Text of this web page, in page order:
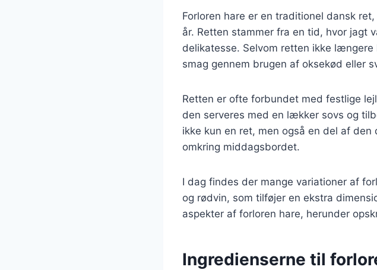
Forloren hare er en traditionel dansk
år. Retten stammer fra en tid, hvor jagt
delikatesse. Selvom retten ikke
smag gennem brugen af oksekød eller
Retten er ofte forbundet med festlige
den serveres med en lækker sovs og
ikke kun en ret, men også en del af
omkring middagsbordet.
I dag findes der mange variationer af
og rødvin, som tilføjer en ekstra
aspekter af forloren hare, herunder
Ingredienserne til